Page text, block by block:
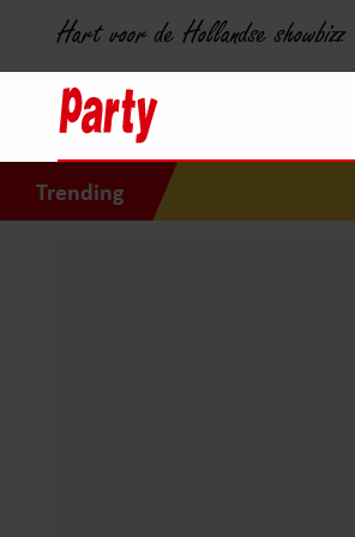
Hart voor de Hollandse showbizz
Trending